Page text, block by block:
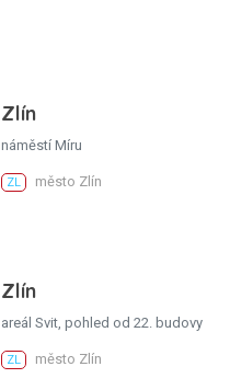
Zlín
náměstí Míru
ZL město Zlín
Zlín
areál Svit, pohled od 22. budovy
ZL město Zlín